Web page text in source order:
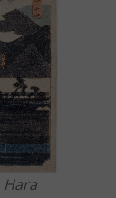
Hara